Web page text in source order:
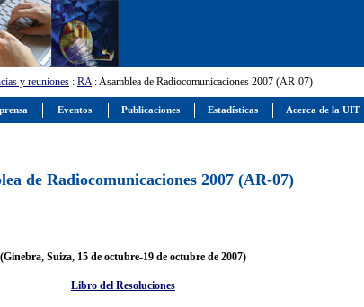
y reuniones : RA: Asamblea de Radiocomunicaciones 2007 (AR-07)
de Radiocomunicaciones 2007 (AR-07)
(Ginebra, Suiza, 15 de octubre-19 de octubre de 2007)
Libro del Resoluciones
Eventos Publicaciones Estadísticas Acerca de la UIT